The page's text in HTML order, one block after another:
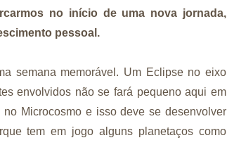
no início de uma nova jornada,
pessoal.
semana memorável. Um Eclipse no eixo
envolvidos não se fará pequeno aqui em
Microcosmo e isso deve se desenvolver
tem em jogo alguns planetaços como